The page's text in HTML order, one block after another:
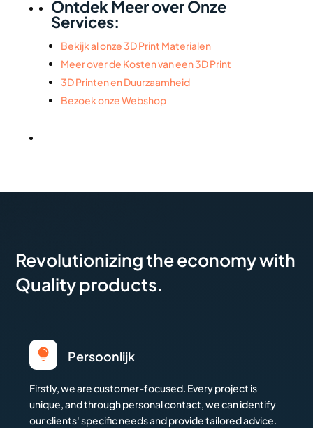
Ontdek Meer over Onze
Services:
Bekijk al onze 3D Print Materialen
Meer over de Kosten van een 3D Print
3D Printen en Duurzaamheid
Bezoek onze Webshop
Revolutionizing the economy with
Quality products.
 Persoonlijk
Firstly, we are customer-focused. Every project is
unique, and through personal contact, we can identify
our clients' specific needs and provide tailored advice.